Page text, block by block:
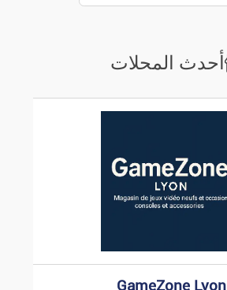
أحدث المحلات
GameZone Lyon